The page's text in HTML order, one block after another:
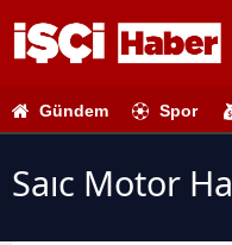
Gündem Spor
Saıc Motor